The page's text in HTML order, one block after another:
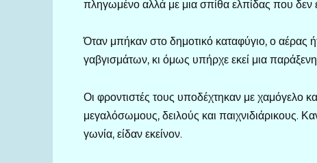
πληγωμένο αλλά με μια σπίθα ελπίδας που δεν
Όταν μπήκαν στο δημοτικό καταφύγιο, ο
γαβγισμάτων, κι όμως υπήρχε εκεί μια
Οι φροντιστές τους υποδέχτηκαν με χαμόγελο
μεγαλόσωμους, δειλούς και παιχνιδιάρικους.
γωνία, είδαν εκείνον.